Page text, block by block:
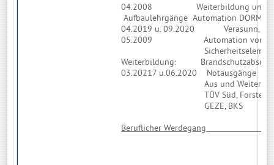
04.2008 Weiterbildung und
Aufbaulehrgänge Automation DORMA,
04.2019 u. 09.2020 Verasunn,
05.2009 Automation von
Weiterbildung:
03.20217 u.06.2020 Notausgänge
Aus und
TÜV Süd, Forster,
GEZE, BKS
Beruflicher